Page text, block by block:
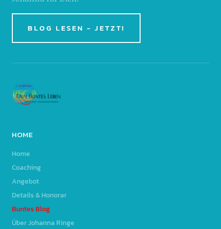
BLOG LESEN - JETZT!
HOME
Home
Coaching
Angebot
Details & Honorar
Buntes Blog
Über Johanna Ringe